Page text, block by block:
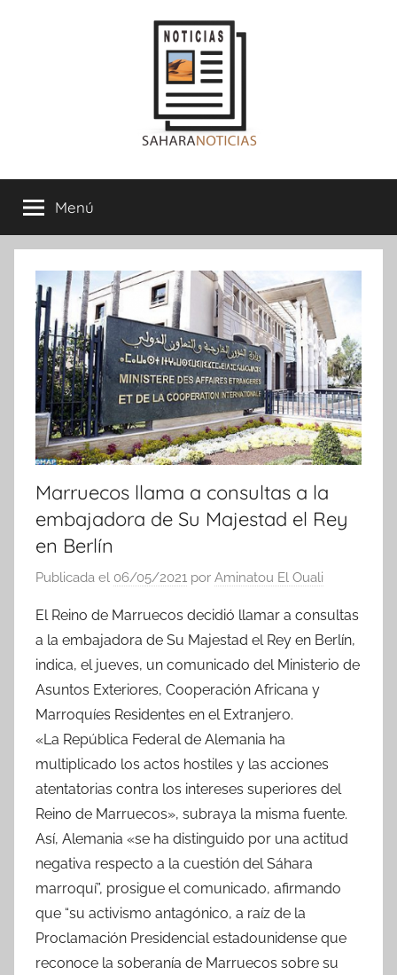
Sahara
Noticias
Menú
Marruecos llama a consultas a la
embajadora de Su Majestad el Rey
en Berlín
Publicada el 06/05/2021 por Aminatou El Ouali
El Reino de Marruecos decidió llamar a consultas
a la embajadora de Su Majestad el Rey en Berlín,
indica, el jueves, un comunicado del Ministerio de
Asuntos Exteriores, Cooperación Africana y
Marroquíes Residentes en el Extranjero.
«La República Federal de Alemania ha
multiplicado los actos hostiles y las acciones
atentatorias contra los intereses superiores del
Reino de Marruecos», subraya la misma fuente.
Así, Alemania «se ha distinguido por una actitud
negativa respecto a la cuestión del Sáhara
marroquí”, prosigue el comunicado, afirmando
que “su activismo antagónico, a raíz de la
Proclamación Presidencial estadounidense que
reconoce la soberanía de Marruecos sobre su